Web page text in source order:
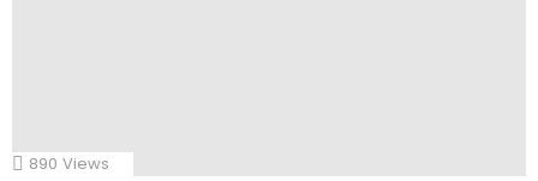
890 Views